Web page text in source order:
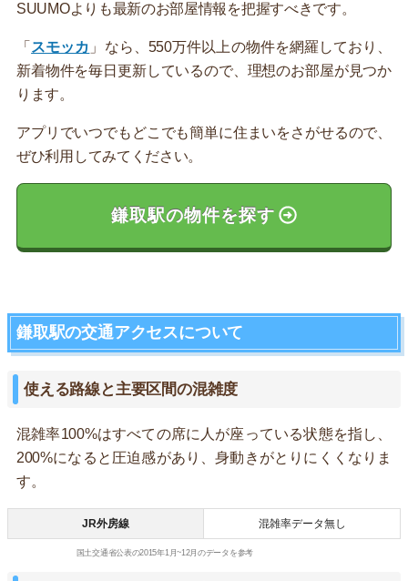
SUUMOよりも最新のお部屋情報を把握すべきです。
「 スモッカ 」なら、550万件以上の物件を網羅しており、
新着物件を毎日更新しているので、理想のお部屋が見つか
ります。
アプリでいつでもどこでも簡単に住まいをさがせるので、
ぜひ利用してみてください。
鎌取駅の物件を探す
鎌取駅の交通アクセスについて
使える路線と主要区間の混雑度
混雑率100%はすべての席に人が座っている状態を指し、
200%になると圧迫感があり、身動きがとりにくくなりま
す。
JR外房線 混雑率データ無し
国土交通省公表の2015年1月~12月のデータを参考